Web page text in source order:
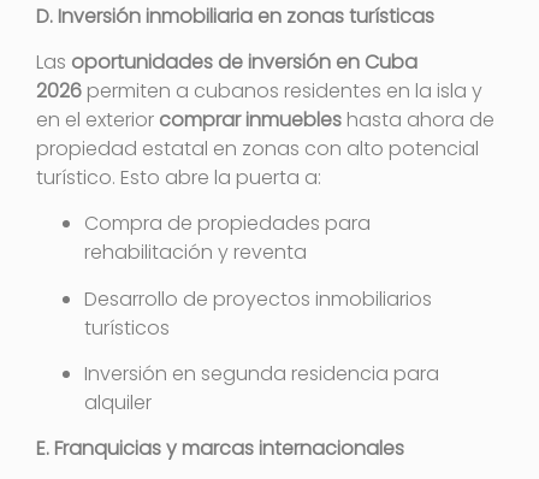
D. Inversión inmobiliaria en zonas turísticas
Las oportunidades de inversión en Cuba
2026 permiten a cubanos residentes en la isla y
en el exterior comprar inmuebles hasta ahora de
propiedad estatal en zonas con alto potencial
turístico. Esto abre la puerta a:
Compra de propiedades para
rehabilitación y reventa
Desarrollo de proyectos inmobiliarios
turísticos
Inversión en segunda residencia para
alquiler
E. Franquicias y marcas internacionales